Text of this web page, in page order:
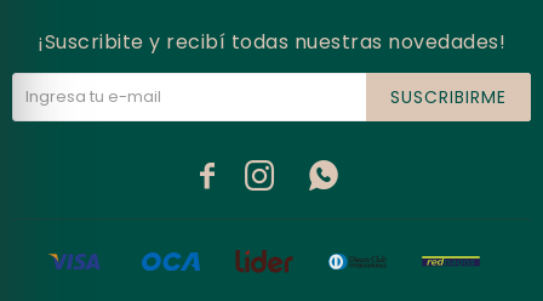
¡Suscribite y recibí todas nuestras novedades!
SUSCRIBIRME
  